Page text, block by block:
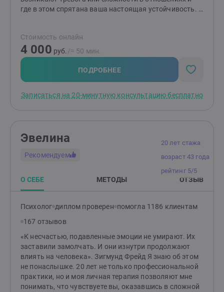
где в этом спрятана ваша настоящая устойчивость. Я
вам выстроить внутренние опоры так, чтобы вы
могли доверять себе и делать свой выбор, не
оглядываясь на чужие оценки За моей спиной более
2000 часов консультаций. Я работаю в научно
подтвержденном подходе (КПТ), являюсь
супервизии. Это помогает мне сохранять ясность и
запросе, я сориентирую по формату, и мы решим, как
Стоимость онлайн
4 000 руб. /≈ 50 мин.
ПОДРОБНЕЕ
Записаться на 20-минутную консультацию бесплатно
20 лет стажа
возраст 43 года
рейтинг 5/5
Эвелина
Рекомендуем
О СЕБЕ МЕТОДЫ ОТЗЫВ
Психолог диплом проверен помогла 1186 клиентам
167 отзывов
«К несчастью, подавленные эмоции не умирают. Их
заставили замолчать. И они изнутри продолжают
влиять на человека». Зигмунд Фрейд Я знаю об этом
не понаслышке. 20 лет не только профессиональной
практики, но и моя личная терапия позволяют мне
понимать, что чувствуете вы, оказавшись в сложной